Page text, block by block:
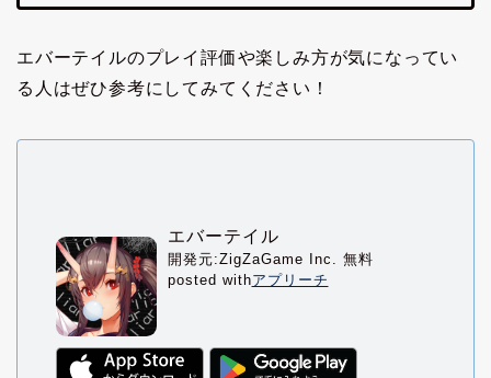
エバーテイルのプレイ評価や楽しみ方が気になってい
る人はぜひ参考にしてみてください！
エバーテイル
開発元:ZigZaGame Inc.
無料
posted withアプリーチ